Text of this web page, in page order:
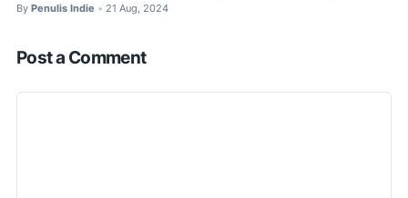
By Penulis Indie • 21 Aug, 2024
Post a Comment